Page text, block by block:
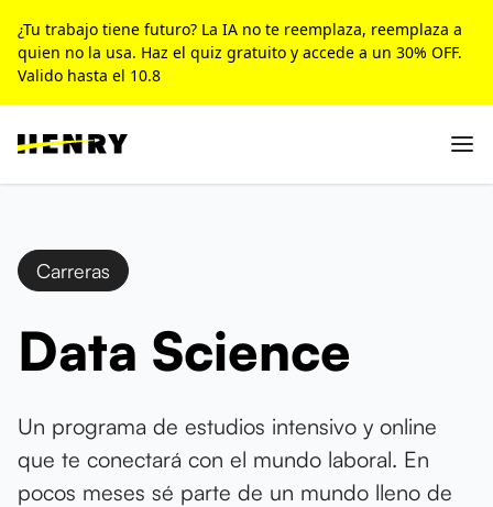
¿Tu trabajo tiene futuro? La IA no te reemplaza, reemplaza a
quien no la usa. Haz el quiz gratuito y accede a un 30% OFF.
Valido hasta el 10.8
Carreras
Data Science
Un programa de estudios intensivo y online
que te conectará con el mundo laboral. En
pocos meses sé parte de un mundo lleno de